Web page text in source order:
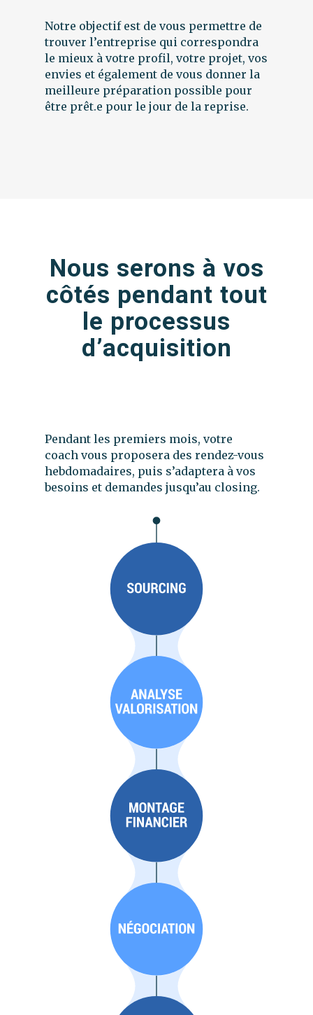
Notre objectif est de vous permettre de
trouver l’entreprise qui correspondra
le mieux à votre profil, votre projet, vos
envies et également de vous donner la
meilleure préparation possible pour
être prêt.e pour le jour de la reprise.
Nous serons à vos
côtés pendant tout
le processus
d’acquisition
Pendant les premiers mois, votre
coach vous proposera des rendez-vous
hebdomadaires, puis s’adaptera à vos
besoins et demandes jusqu’au closing.